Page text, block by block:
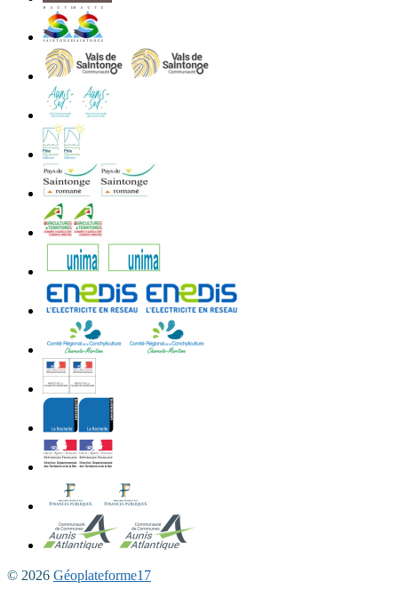
© 2026 Géoplateforme17